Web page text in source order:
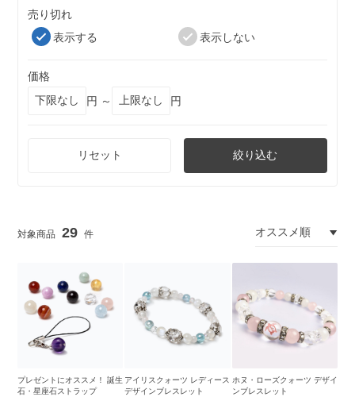
売り切れ
表示する
表示しない
価格
円 ～
円
リセット 絞り込む
29
プレゼントにオススメ！ 誕生
石・星座石ストラップ
アイリスクォーツ レディース
デザインブレスレット
ホヌ・ローズクォーツ デザイ
ンブレスレット